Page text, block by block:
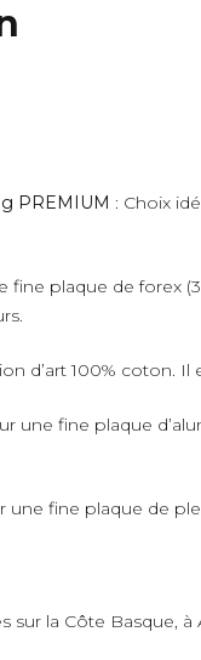
PREMIUM : Choix
fine plaque de forex
d’art 100% coton.
une fine plaque
fine plaque de
sur la Côte